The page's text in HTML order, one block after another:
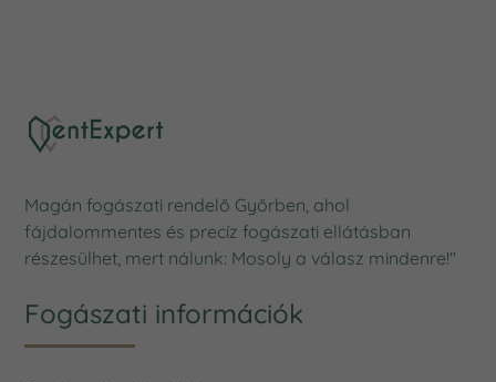
Magán fogászati rendelő Győrben, ahol
fájdalommentes és precíz fogászati ellátásban
részesülhet, mert nálunk: Mosoly a válasz mindenre!"
Fogászati információk